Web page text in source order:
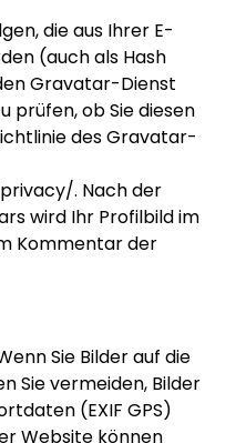
die aus Ihrer E-
(auch als Hash
Gravatar-Dienst
prüfen, ob Sie diesen
des Gravatar-
. Nach der
wird Ihr Profilbild im
Kommentar der
Sie Bilder auf die
Sie vermeiden, Bilder
(EXIF GPS)
Website können